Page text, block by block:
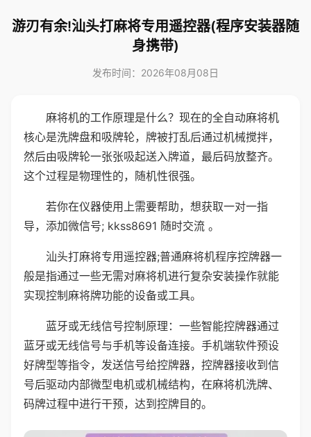
游刃有余!汕头打麻将专用遥控器(程序安装器随
身携带)
发布时间：2026年08月08日
麻将机的工作原理是什么？现在的全自动麻将机
核心是洗牌盘和吸牌轮，牌被打乱后通过机械搅拌，
然后由吸牌轮一张张吸起送入牌道，最后码放整齐。
这个过程是物理性的，随机性很强。
若你在仪器使用上需要帮助，想获取一对一指
导，添加微信号; kkss8691 随时交流 。
汕头打麻将专用遥控器;普通麻将机程序控牌器一
般是指通过一些无需对麻将机进行复杂安装操作就能
实现控制麻将牌功能的设备或工具。
蓝牙或无线信号控制原理：一些智能控牌器通过
蓝牙或无线信号与手机等设备连接。手机端软件预设
好牌型等指令，发送信号给控牌器，控牌器接收到信
号后驱动内部微型电机或机械结构，在麻将机洗牌、
码牌过程中进行干预，达到控牌目的。